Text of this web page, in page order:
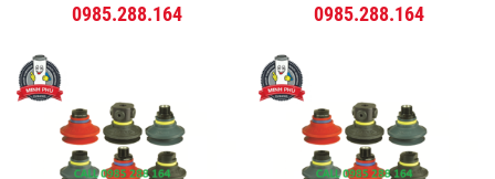
0985.288.164 0985.288.164